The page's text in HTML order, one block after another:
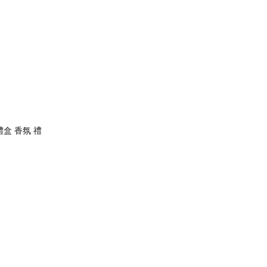
盒 香氛 禮